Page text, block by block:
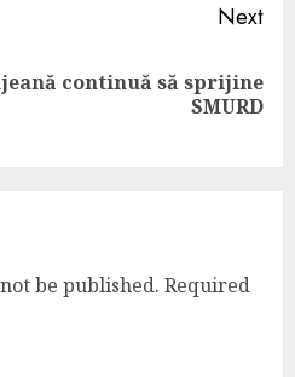
Next
continuă să sprijine
SMURD
be published. Required